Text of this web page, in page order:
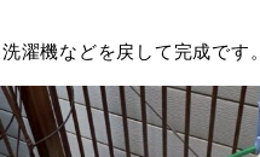
濯機などを戻して完成です。